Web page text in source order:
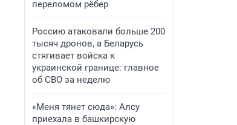
переломом рёбер
Россию атаковали больше 200
тысяч дронов, а Беларусь
стягивает войска к
украинской границе: главное
об СВО за неделю
«Меня тянет сюда»: Алсу
приехала в башкирскую